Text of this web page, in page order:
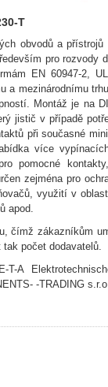
T
obvodů a
pro rozvody
EN 60947-2,
a mezinárodnímu
Montáž je na
jistič v případě
při současné
více
pomocné
zejména pro
využití v
apod.
čímž zákazníkům
počet dodavatelů.
A
-TRADING